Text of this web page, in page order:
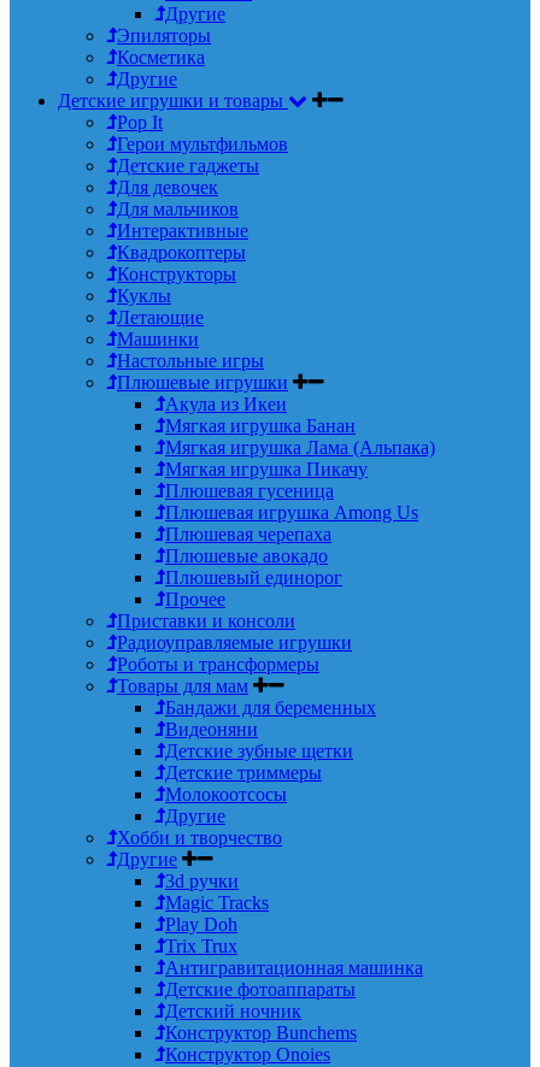
Другие
Эпиляторы
Косметика
Другие
Детские игрушки и товары
Pop It
Герои мультфильмов
Детские гаджеты
Для девочек
Для мальчиков
Интерактивные
Квадрокоптеры
Конструкторы
Куклы
Летающие
Машинки
Настольные игры
Плюшевые игрушки
Акула из Икеи
Мягкая игрушка Банан
Мягкая игрушка Лама (Альпака)
Мягкая игрушка Пикачу
Плюшевая гусеница
Плюшевая игрушка Among Us
Плюшевая черепаха
Плюшевые авокадо
Плюшевый единорог
Прочее
Приставки и консоли
Радиоуправляемые игрушки
Роботы и трансформеры
Товары для мам
Бандажи для беременных
Видеоняни
Детские зубные щетки
Детские триммеры
Молокоотсосы
Другие
Хобби и творчество
Другие
3d ручки
Magic Tracks
Play Doh
Trix Trux
Антигравитационная машинка
Детские фотоаппараты
Детский ночник
Конструктор Bunchems
Конструктор Onoies